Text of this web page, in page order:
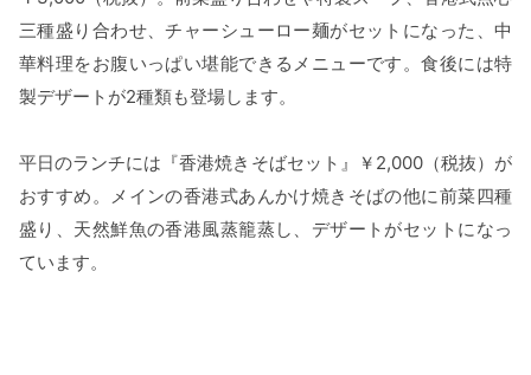
三種盛り合わせ、チャーシューロー麺がセットになった、中
華料理をお腹いっぱい堪能できるメニューです。食後には特
製デザートが2種類も登場します。
平日のランチには『香港焼きそばセット』￥2,000（税抜）が
おすすめ。メインの香港式あんかけ焼きそばの他に前菜四種
盛り、天然鮮魚の香港風蒸籠蒸し、デザートがセットになっ
ています。